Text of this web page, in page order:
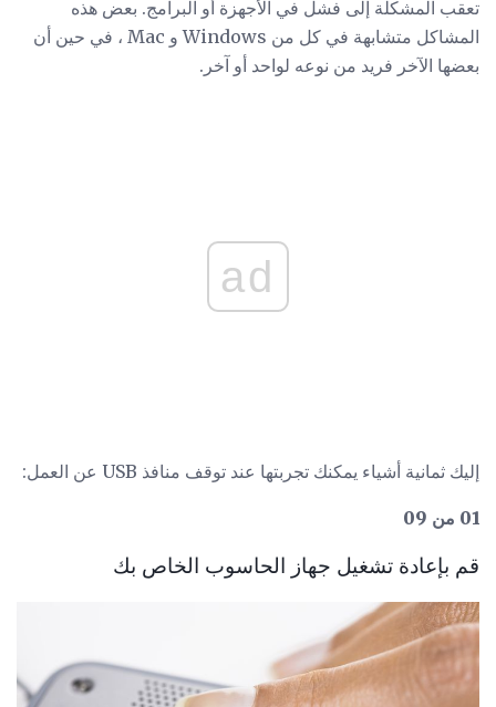
تعقب المشكلة إلى فشل في الأجهزة أو البرامج. بعض هذه
المشاكل متشابهة في كل من Windows و Mac ، في حين أن
بعضها الآخر فريد من نوعه لواحد أو آخر.
ad
إليك ثمانية أشياء يمكنك تجربتها عند توقف منافذ USB عن العمل:
01 من 09
قم بإعادة تشغيل جهاز الحاسوب الخاص بك